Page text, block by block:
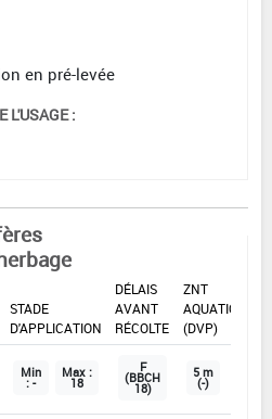
en pré-levée
L'USAGE :
STADE
D'APPLICATION
DÉLAIS
AVANT
RÉCOLTE
ZNT
AQUATIQUE
(DVP)
Min
: -
Max :
18
F
(BBCH
18)
5 m
(-)